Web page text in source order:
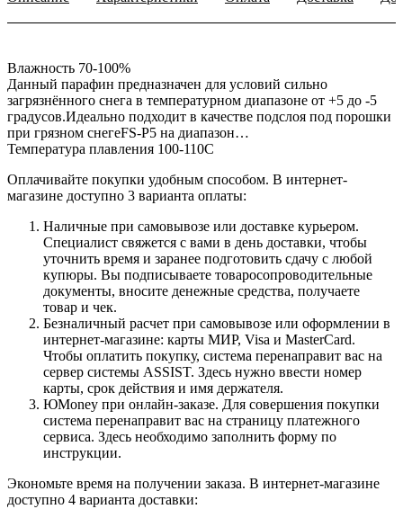
Влажность 70-100%
Данный парафин предназначен для условий сильно
загрязнённого снега в температурном диапазоне от +5 до -5
градусов.Идеально подходит в качестве подслоя под порошки
при грязном снегеFS-P5 на диапазон…
Температура плавления 100-110С
Оплачивайте покупки удобным способом. В интернет-
магазине доступно 3 варианта оплаты:
Наличные при самовывозе или доставке курьером.
Специалист свяжется с вами в день доставки, чтобы
уточнить время и заранее подготовить сдачу с любой
купюры. Вы подписываете товаросопроводительные
документы, вносите денежные средства, получаете
товар и чек.
Безналичный расчет при самовывозе или оформлении в
интернет-магазине: карты МИР, Visa и MasterCard.
Чтобы оплатить покупку, система перенаправит вас на
сервер системы ASSIST. Здесь нужно ввести номер
карты, срок действия и имя держателя.
ЮMoney при онлайн-заказе. Для совершения покупки
система перенаправит вас на страницу платежного
сервиса. Здесь необходимо заполнить форму по
инструкции.
Экономьте время на получении заказа. В интернет-магазине
доступно 4 варианта доставки: